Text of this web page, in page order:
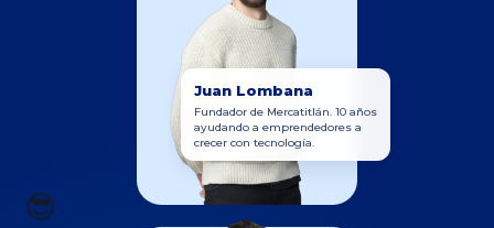
😎
Juan Lombana
Fundador de Mercatitlán. 10 años
ayudando a emprendedores a
crecer con tecnología.